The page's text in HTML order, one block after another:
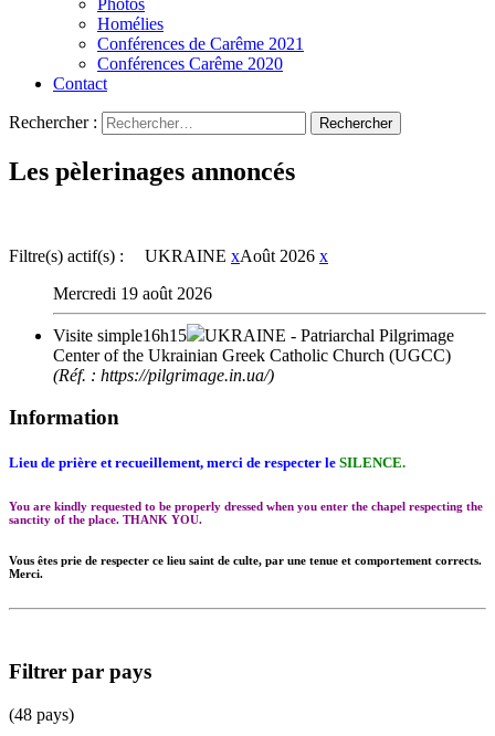
Homélies
Conférences de Carême 2021
Conférences Carême 2020
Contact
Rechercher :
Les pèlerinages annoncés
Filtre(s) actif(s) : UKRAINE xAoût 2026 x
Mercredi 19 août 2026
Visite simple16h15 UKRAINE - Patriarchal Pilgrimage
Center of the Ukrainian Greek Catholic Church (UGCC)
(Réf. : https://pilgrimage.in.ua/)
Information
Lieu de prière et recueillement, merci de respecter le SILENCE.
You are kindly requested to be properly dressed when you enter the chapel respecting the
sanctity of the place. THANK YOU.
Vous êtes prie de respecter ce lieu saint de culte, par une tenue et comportement corrects.
Merci.
Filtrer par pays
(48 pays)